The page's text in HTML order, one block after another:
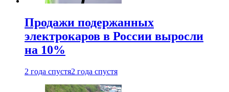
Продажи подержанных
электрокаров в России выросли
на 10%
2 года спустя2 года спустя